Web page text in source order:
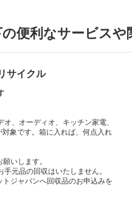
便利なサービスや
サイクル
オ、オーディオ、キッチン家電、
象です。箱に入れば、何点入れ
いします。
元品の回収はいたしません。
ジャパンへ回収品のお申込みを